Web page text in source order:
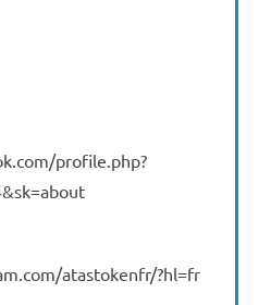
profile.php?
atastokenfr/?hl=fr